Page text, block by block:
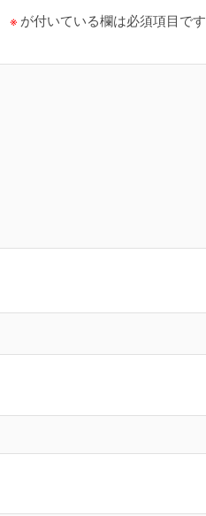
※ が付いている欄は必須項目です